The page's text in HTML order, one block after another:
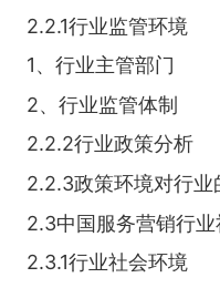
2.2.1行业监管环境
1、行业主管部门
2、行业监管体制
2.2.2行业政策分析
2.2.3政策环境对行业
2.3中国服务营销行
2.3.1行业社会环境